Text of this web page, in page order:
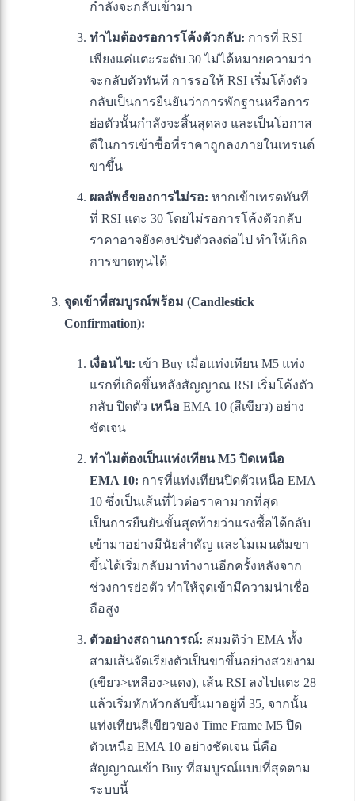
กำลังจะกลับเข้ามา
ทำไมต้องรอการโค้งตัวกลับ: การที่ RSI
เพียงแค่แตะระดับ 30 ไม่ได้หมายความว่า
จะกลับตัวทันที การรอให้ RSI เริ่มโค้งตัว
กลับเป็นการยืนยันว่าการพักฐานหรือการ
ย่อตัวนั้นกำลังจะสิ้นสุดลง และเป็นโอกาส
ดีในการเข้าซื้อที่ราคาถูกลงภายในเทรนด์
ขาขึ้น
ผลลัพธ์ของการไม่รอ: หากเข้าเทรดทันที
ที่ RSI แตะ 30 โดยไม่รอการโค้งตัวกลับ
ราคาอาจยังคงปรับตัวลงต่อไป ทำให้เกิด
การขาดทุนได้
จุดเข้าที่สมบูรณ์พร้อม (Candlestick
Confirmation):
เงื่อนไข: เข้า Buy เมื่อแท่งเทียน M5 แท่ง
แรกที่เกิดขึ้นหลังสัญญาณ RSI เริ่มโค้งตัว
กลับ ปิดตัว เหนือ EMA 10 (สีเขียว) อย่าง
ชัดเจน
ทำไมต้องเป็นแท่งเทียน M5 ปิดเหนือ
EMA 10: การที่แท่งเทียนปิดตัวเหนือ EMA
10 ซึ่งเป็นเส้นที่ไวต่อราคามากที่สุด
เป็นการยืนยันขั้นสุดท้ายว่าแรงซื้อได้กลับ
เข้ามาอย่างมีนัยสำคัญ และโมเมนตัมขา
ขึ้นได้เริ่มกลับมาทำงานอีกครั้งหลังจาก
ช่วงการย่อตัว ทำให้จุดเข้ามีความน่าเชื่อ
ถือสูง
ตัวอย่างสถานการณ์: สมมติว่า EMA ทั้ง
สามเส้นจัดเรียงตัวเป็นขาขึ้นอย่างสวยงาม
(เขียว>เหลือง>แดง), เส้น RSI ลงไปแตะ 28
แล้วเริ่มหักหัวกลับขึ้นมาอยู่ที่ 35, จากนั้น
แท่งเทียนสีเขียวของ Time Frame M5 ปิด
ตัวเหนือ EMA 10 อย่างชัดเจน นี่คือ
สัญญาณเข้า Buy ที่สมบูรณ์แบบที่สุดตาม
ระบบนี้